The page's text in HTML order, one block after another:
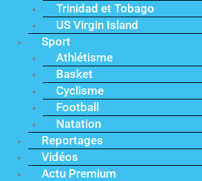
Trinidad et Tobago
US Virgin Island
Sport
Athlétisme
Basket
Cyclisme
Football
Natation
Reportages
Vidéos
Actu Premium